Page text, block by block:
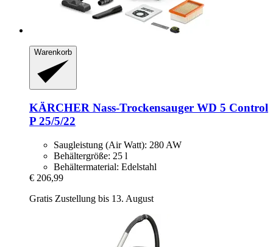
Warenkorb
KÄRCHER Nass-​Trockensauger WD 5 Control
P 25/5/22
Saugleistung (Air Watt): 280 AW
Behältergröße: 25 l
Behältermaterial: Edelstahl
€ 206,99
Gratis Zustellung bis 13. August